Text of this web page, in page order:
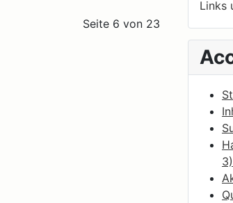
Seite 6 von 23
Links
3)